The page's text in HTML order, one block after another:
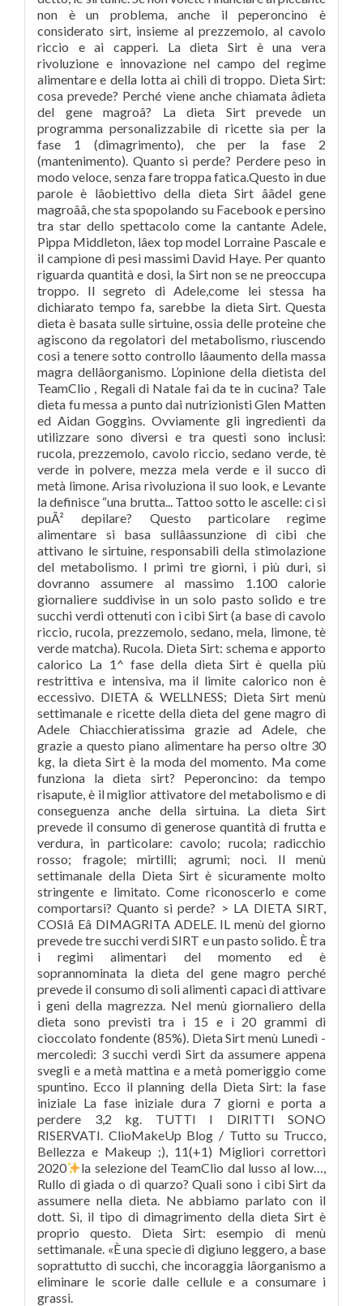
non è un problema, anche il peperoncino è
considerato sirt, insieme al prezzemolo, al cavolo
riccio e ai capperi. La dieta Sirt è una vera
rivoluzione e innovazione nel campo del regime
alimentare e della lotta ai chili di troppo. Dieta Sirt:
cosa prevede? Perché viene anche chiamata âdieta
del gene magroâ? La dieta Sirt prevede un
programma personalizzabile di ricette sia per la
fase 1 (dimagrimento), che per la fase 2
(mantenimento). Quanto si perde? Perdere peso in
modo veloce, senza fare troppa fatica.Questo in due
parole è lâobiettivo della dieta Sirt ââdel gene
magroââ, che sta spopolando su Facebook e persino
tra star dello spettacolo come la cantante Adele,
Pippa Middleton, lâex top model Lorraine Pascale e
il campione di pesi massimi David Haye. Per quanto
riguarda quantità e dosi, la Sirt non se ne preoccupa
troppo. Il segreto di Adele,come lei stessa ha
dichiarato tempo fa, sarebbe la dieta Sirt. Questa
dieta è basata sulle sirtuine, ossia delle proteine che
agiscono da regolatori del metabolismo, riuscendo
così a tenere sotto controllo lâaumento della massa
magra dellâorganismo. L’opinione della dietista del
TeamClio , Regali di Natale fai da te in cucina? Tale
dieta fu messa a punto dai nutrizionisti Glen Matten
ed Aidan Goggins. Ovviamente gli ingredienti da
utilizzare sono diversi e tra questi sono inclusi:
rucola, prezzemolo, cavolo riccio, sedano verde, tè
verde in polvere, mezza mela verde e il succo di
metà limone. Arisa rivoluziona il suo look, e Levante
la definisce “una brutta... Tattoo sotto le ascelle: ci si
puÃ² depilare? Questo particolare regime
alimentare si basa sullâassunzione di cibi che
attivano le sirtuine, responsabili della stimolazione
del metabolismo. I primi tre giorni, i più duri, si
dovranno assumere al massimo 1.100 calorie
giornaliere suddivise in un solo pasto solido e tre
succhi verdi ottenuti con i cibi Sirt (a base di cavolo
riccio, rucola, prezzemolo, sedano, mela, limone, tè
verde matcha). Rucola. Dieta Sirt: schema e apporto
calorico La 1^ fase della dieta Sirt è quella più
restrittiva e intensiva, ma il limite calorico non è
eccessivo. DIETA & WELLNESS; Dieta Sirt menù
settimanale e ricette della dieta del gene magro di
Adele Chiacchieratissima grazie ad Adele, che
grazie a questo piano alimentare ha perso oltre 30
kg, la dieta Sirt è la moda del momento. Ma come
funziona la dieta sirt? Peperoncino: da tempo
risapute, è il miglior attivatore del metabolismo e di
conseguenza anche della sirtuina. La dieta Sirt
prevede il consumo di generose quantità di frutta e
verdura, in particolare: cavolo; rucola; radicchio
rosso; fragole; mirtilli; agrumi; noci. Il menù
settimanale della Dieta Sirt è sicuramente molto
stringente e limitato. Come riconoscerlo e come
comportarsi? Quanto si perde? > LA DIETA SIRT,
COSIâ Eâ DIMAGRITA ADELE. IL menù del giorno
prevede tre succhi verdi SIRT e un pasto solido. È tra
i regimi alimentari del momento ed è
soprannominata la dieta del gene magro perché
prevede il consumo di soli alimenti capaci di attivare
i geni della magrezza. Nel menù giornaliero della
dieta sono previsti tra i 15 e i 20 grammi di
cioccolato fondente (85%). Dieta Sirt menù Lunedì -
mercoledì: 3 succhi verdi Sirt da assumere appena
svegli e a metà mattina e a metà pomeriggio come
spuntino. Ecco il planning della Dieta Sirt: la fase
iniziale La fase iniziale dura 7 giorni e porta a
perdere 3,2 kg. TUTTI I DIRITTI SONO
RISERVATI. ClioMakeUp Blog / Tutto su Trucco,
Bellezza e Makeup ;), 11(+1) Migliori correttori
2020
la selezione del TeamClio dal lusso al low…,
Rullo di giada o di quarzo? Quali sono i cibi Sirt da
assumere nella dieta. Ne abbiamo parlato con il
dott. Sì, il tipo di dimagrimento della dieta Sirt è
proprio questo. Dieta Sirt: esempio di menù
settimanale. «È una specie di digiuno leggero, a base
soprattutto di succhi, che incoraggia lâorganismo a
eliminare le scorie dalle cellule e a consumare i
grassi.